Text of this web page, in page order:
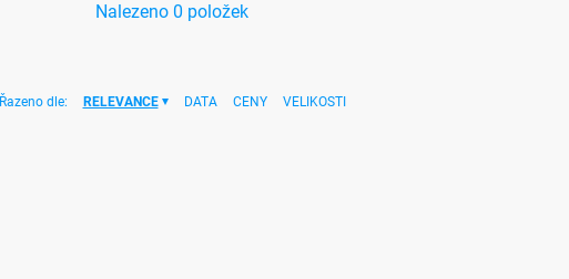
Nalezeno 0 položek
Řazeno dle: RELEVANCE DATA CENY VELIKOSTI